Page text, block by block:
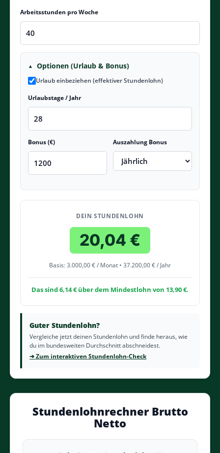
Arbeitsstunden pro Woche
Optionen (Urlaub & Bonus)
Urlaub einbeziehen (effektiver Stundenlohn)
Urlaubstage / Jahr
Bonus (€) Auszahlung Bonus
DEIN STUNDENLOHN
20,04 €
Basis: 3.000,00 € / Monat • 37.200,00 € / Jahr
Das sind 6,14 € über dem Mindestlohn von 13,90 €.
Guter Stundenlohn?
Vergleiche jetzt deinen Stundenlohn und finde heraus, wie
du im bundesweiten Durchschnitt abschneidest.
➔ Zum interaktiven Stundenlohn-Check
Stundenlohnrechner Brutto
Netto